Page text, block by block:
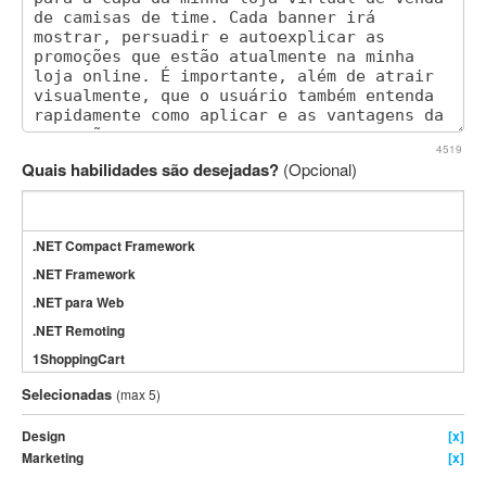
4519
Quais habilidades são desejadas? (Opcional)
.NET Compact Framework
.NET Framework
.NET para Web
.NET Remoting
1ShoppingCart
3DS Max
3GSM
4D Dimension
Selecionadas (max 5)
Design
[x]
Marketing
[x]